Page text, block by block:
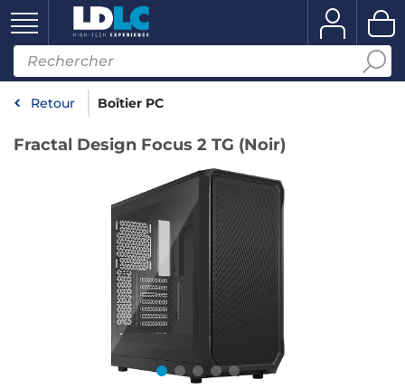
Retour Boîtier PC
Fractal Design Focus 2 TG (Noir)